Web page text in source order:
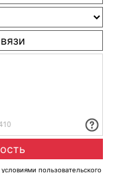
условиями пользовательского